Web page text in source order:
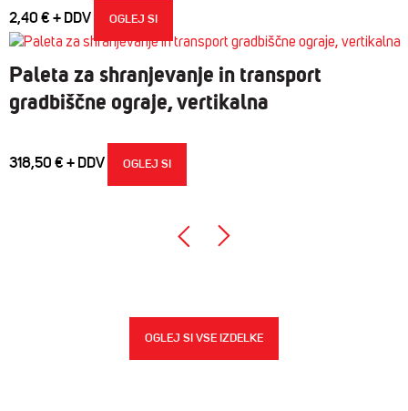
2,40 € OGLEJ SI
Paleta za shranjevanje in transport
gradbiščne ograje, vertikalna
318,50 € OGLEJ SI
OGLEJ SI VSE IZDELKE